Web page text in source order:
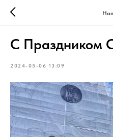
С Праздником
2024-05-06 13:09